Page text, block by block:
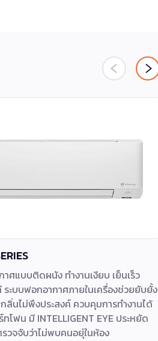
าศแบบติดผนัง ทำงานเงียบ เย็นเร็ว
ระบบฟอกอากาศภายในเครื่องช่วยยับยั้ง
ลิ่นไม่พึงประสงค์ ควบคุมการทำงานได้
โฟน มี INTELLIGENT EYE ประหยัด
วจจับว่าไม่พบคนอยุ่ในห้อง